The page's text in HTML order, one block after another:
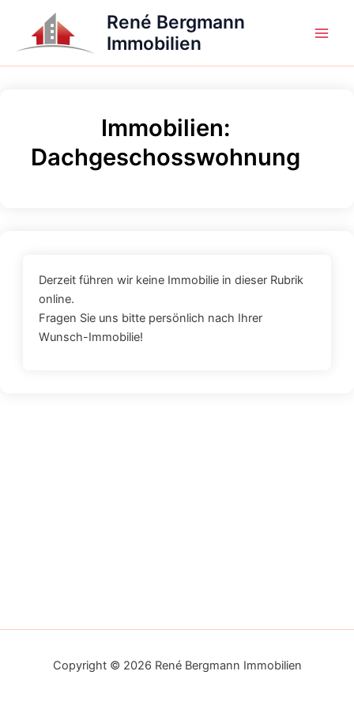
springen
René Bergmann
Immobilien
Immobilien:
Dachgeschosswohnung
Derzeit führen wir keine Immobilie in dieser Rubrik
online.
Fragen Sie uns bitte persönlich nach Ihrer
Wunsch-Immobilie!
Copyright © 2026 René Bergmann Immobilien